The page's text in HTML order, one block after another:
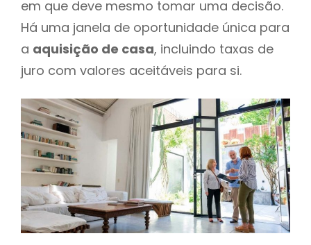
em que deve mesmo tomar uma decisão.
Há uma janela de oportunidade única para
a aquisição de casa, incluindo taxas de
juro com valores aceitáveis para si.